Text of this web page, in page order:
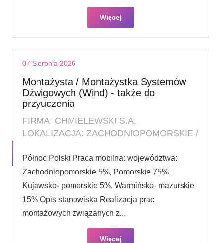
Więcej
07 Sierpnia 2026
Montażysta / Montażystka Systemów
Dźwigowych (Wind) - także do
przyuczenia
FIRMA: CHMIELEWSKI S.A.
LOKALIZACJA: ZACHODNIOPOMORSKIE /
Północ Polski Praca mobilna: województwa:
Zachodniopomorskie 5%, Pomorskie 75%,
Kujawsko- pomorskie 5%, Warmińsko- mazurskie
15% Opis stanowiska Realizacja prac
montażowych związanych z...
Więcej